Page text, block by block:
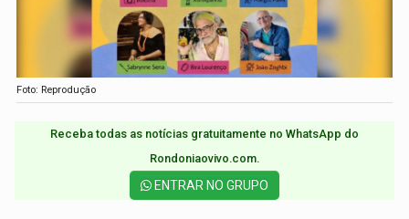
Foto: Reprodução
Receba todas as notícias gratuitamente no WhatsApp do
Rondoniaovivo.com.​
ENTRAR NO GRUPO